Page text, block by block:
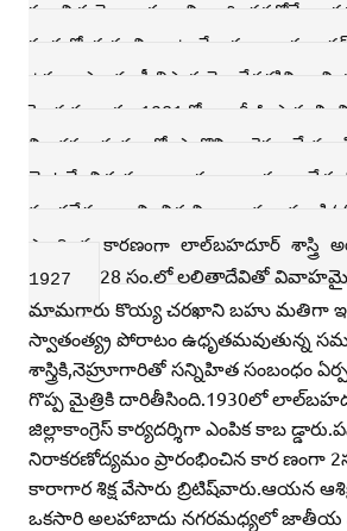
ప్రభావితుడ్కె నాడు. విధ్యార్థి దశలోనే
సంస్థలో సభ్యునిగా
ఉపన్యాసాలకు ప్రీతిపాత్రుడ్కె దేశభక్తిని
పెంచుకున్నాడు.1921లో గాంధీజీ
నిరాకరణాద్యమంలో పాల్గొని అరెస్టు
వెంటనే విడుదలకాబడ్డారు. ఆకారణం
కలుగలేదు. కాని విశ్వవిధ్యాలయం
పొంది న కారణంగా లాల్‌బహదూర్‌ శాస్త్రి
1927
28 సం.లో లలితాదేవితో
మామగారు కొయ్య చరఖాని బహు మతిగా
స్వాతంత్య్ర పోరాటం ఉధృతమవుతున్న
శాస్త్రికి,నెహ్రూగారితో సన్నిహిత సంబంధం
గొప్ప మైత్రికి దారితీసింది.1930లో
జిల్లాకాంగ్రెస్‌ కార్యదర్శిగా ఎంపిక కాబ
నిరాకరణోద్యమం ప్రారంభించిన కార ణంగా
కారాగార శిక్ష వేసారు బ్రిటిష్‌వారు.ఆయన
ఒకసారి అలహాబాదు నగరమధ్యలో జాతీయ